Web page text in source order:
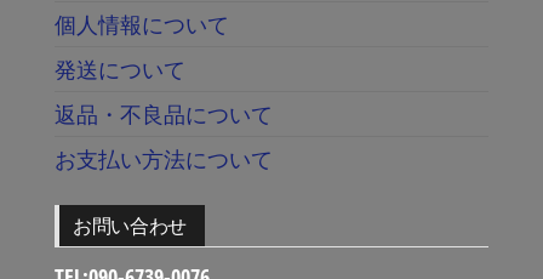
個人情報について
発送について
返品・不良品について
お支払い方法について
お問い合わせ